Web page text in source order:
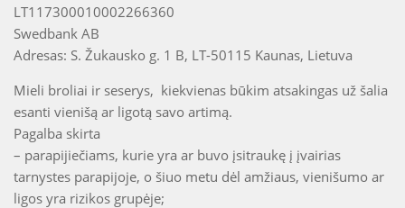
LT117300010002266360
Swedbank AB
Adresas: S. Žukausko g. 1 B, LT-50115 Kaunas, Lietuva
Mieli broliai ir seserys, kiekvienas būkim atsakingas už šalia
esanti vienišą ar ligotą savo artimą.
Pagalba skirta
– parapijiečiams, kurie yra ar buvo įsitraukę į įvairias
tarnystes parapijoje, o šiuo metu dėl amžiaus, vienišumo ar
ligos yra rizikos grupėje;